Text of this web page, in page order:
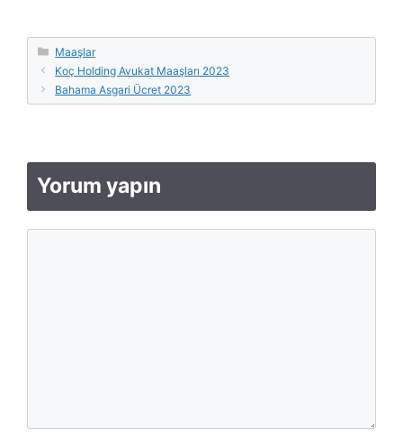
Kategoriler
Maaşlar
Koç Holding Avukat Maaşları 2023
Bahama Asgari Ücret 2023
Yorum yapın